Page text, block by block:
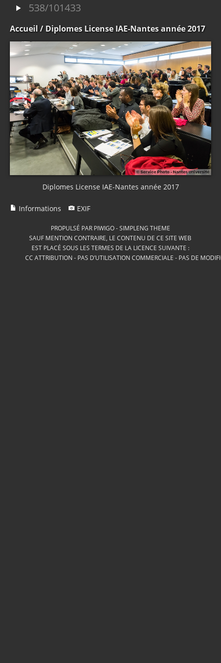
538/101433
Accueil / Diplomes License IAE-Nantes année 2017
Diplomes License IAE-Nantes année 2017
Informations EXIF
PROPULSÉ PAR PIWIGO-SIMPLENG THEME
SAUF MENTION CONTRAIRE, LE CONTENU DE CE SITE WEB
EST PLACÉ SOUS LES TERMES DE LA LICENCE SUIVANTE :
CC ATTRIBUTION - PAS D’UTILISATION COMMERCIALE - PAS DE